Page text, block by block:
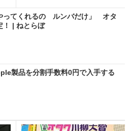
ってくれるの ルンバだけ」 オタ
！ | ねとらぼ
製品を分割手数料0円で入手する